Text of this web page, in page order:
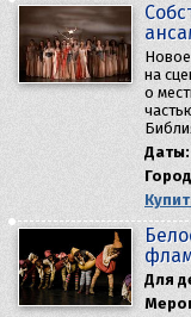
на
о
Даты:
Для